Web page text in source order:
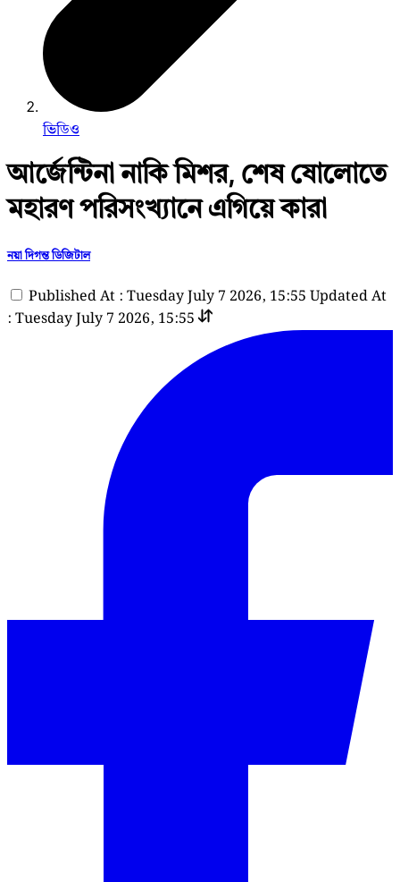
ভিডিও
আর্জেন্টিনা নাকি মিশর, শেষ ষোলোতে
মহারণ পরিসংখ্যানে এগিয়ে কারা
নয়া দিগন্ত ডিজিটাল
Published At : Tuesday July 7 2026, 15:55 Updated At
: Tuesday July 7 2026, 15:55